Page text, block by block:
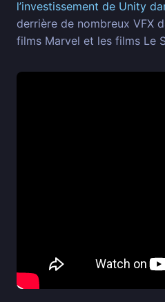
l’investissement de Unity
derrière de nombreux VFX
films Marvel et les films Le